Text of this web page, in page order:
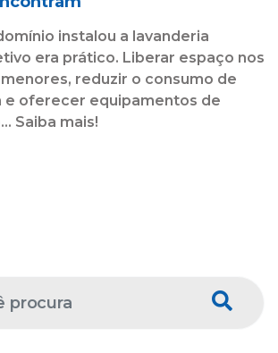
instalou a lavanderia
era prático. Liberar espaço nos
reduzir o consumo de
e oferecer equipamentos de
Saiba mais!